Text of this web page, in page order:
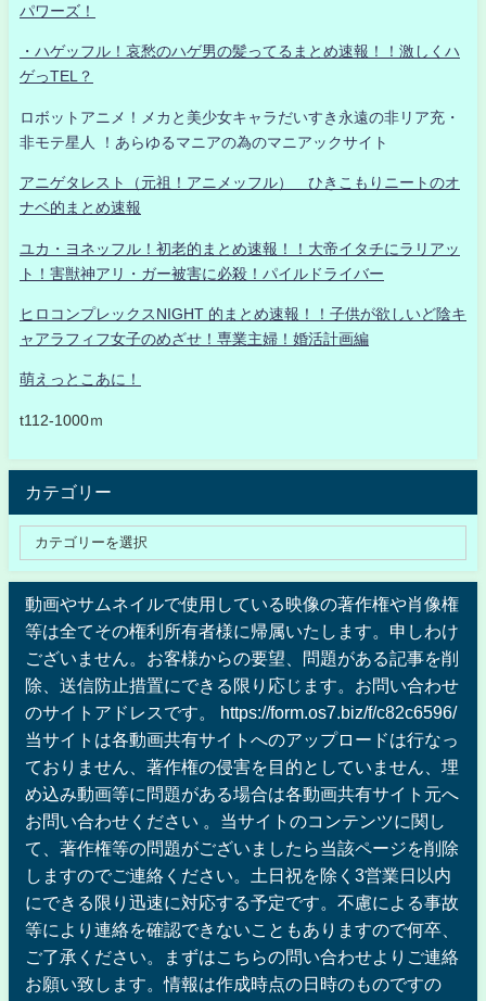
パワーズ！
・ハゲッフル！哀愁のハゲ男の髪ってるまとめ速報！！激しくハ
ゲっTEL？
ロボットアニメ！メカと美少女キャラだいすき永遠の非リア充・
非モテ星人 ！あらゆるマニアの為のマニアックサイト
アニゲタレスト（元祖！アニメッフル） ひきこもりニートのオ
ナベ的まとめ速報
ユカ・ヨネッフル！初老的まとめ速報！！大帝イタチにラリアッ
ト！害獣神アリ・ガー被害に必殺！パイルドライバー
ヒロコンプレックスNIGHT 的まとめ速報！！子供が欲しいど陰キ
ャアラフィフ女子のめざせ！専業主婦！婚活計画編
萌えっとこあに！
t112-1000ｍ
カテゴリー
動画やサムネイルで使用している映像の著作権や肖像権
等は全てその権利所有者様に帰属いたします。申しわけ
ございません。お客様からの要望、問題がある記事を削
除、送信防止措置にできる限り応じます。お問い合わせ
のサイトアドレスです。 https://form.os7.biz/f/c82c6596/
当サイトは各動画共有サイトへのアップロードは行なっ
ておりません、著作権の侵害を目的としていません、埋
め込み動画等に問題がある場合は各動画共有サイト元へ
お問い合わせください 。当サイトのコンテンツに関し
て、著作権等の問題がございましたら当該ページを削除
しますのでご連絡ください。土日祝を除く3営業日以内
にできる限り迅速に対応する予定です。不慮による事故
等により連絡を確認できないこともありますので何卒、
ご了承ください。まずはこちらの問い合わせよりご連絡
お願い致します。情報は作成時点の日時のものですの